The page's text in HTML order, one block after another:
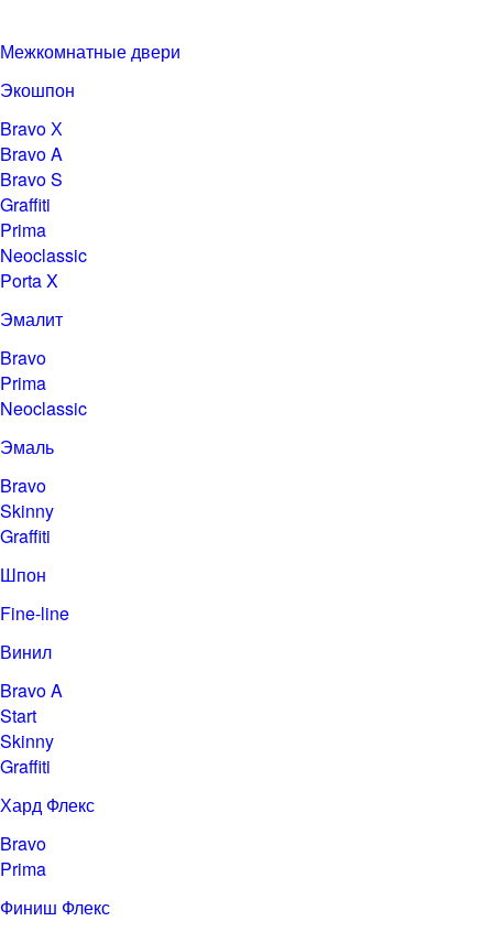
Межкомнатные двери
Экошпон
Bravo Х
Bravo A
Bravo S
Graffiti
Prima
Neoclassic
Porta X
Эмалит
Bravo
Prima
Neoclassic
Эмаль
Bravo
Skinny
Graffiti
Шпон
Fine-line
Винил
Bravo A
Start
Skinny
Graffiti
Хард Флекс
Bravo
Prima
Финиш Флекс